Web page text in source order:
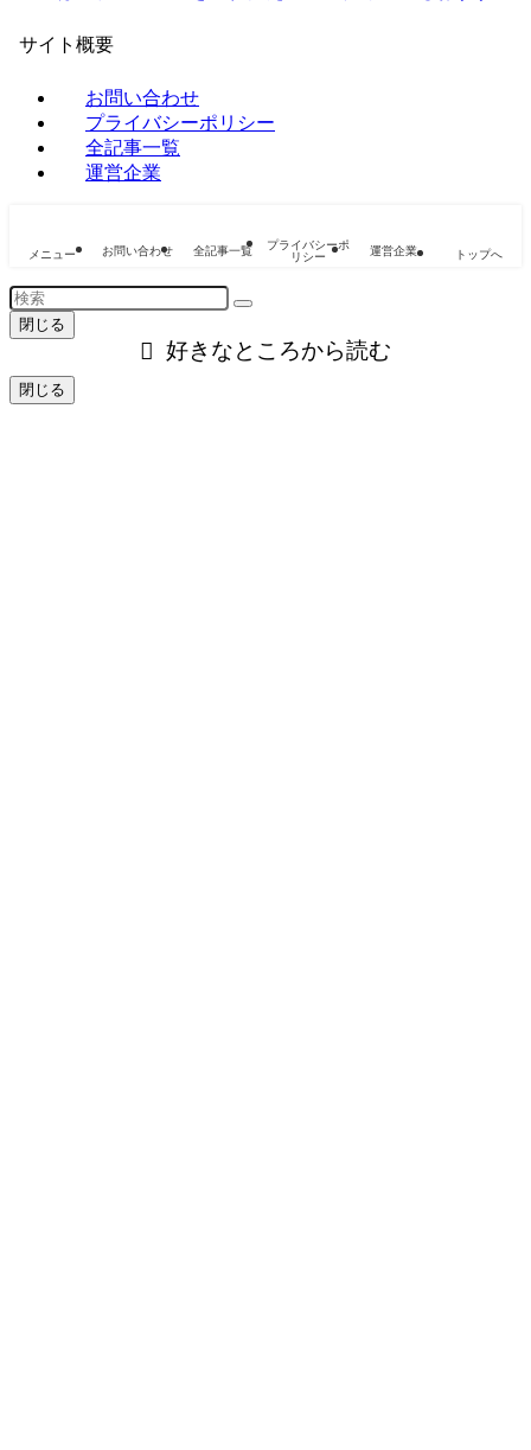
サイト概要
お問い合わせ
プライバシーポリシー
全記事一覧
運営企業
メニュー お問い合わせ 全記事一覧
プライバシーポ
リシー
運営企業 トップへ
閉じる
好きなところから読む
閉じる